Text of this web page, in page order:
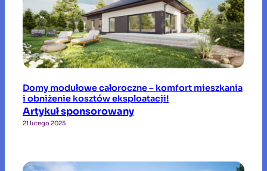
Domy modułowe całoroczne – komfort mieszkania
i obniżenie kosztów eksploatacji!
Artykuł sponsorowany
21 lutego 2025